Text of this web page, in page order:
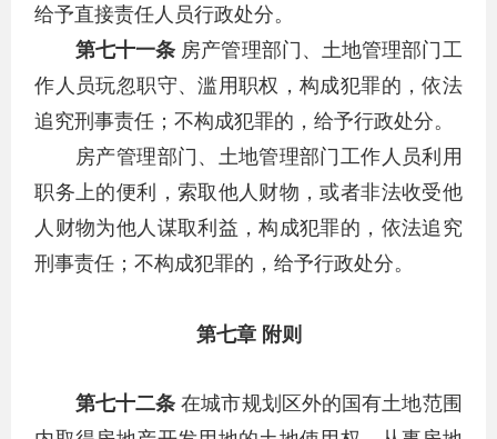
给予直接责任人员行政处分。
第七十一条 房产管理部门、土地管理部门工
作人员玩忽职守、滥用职权，构成犯罪的，依法
追究刑事责任；不构成犯罪的，给予行政处分。
房产管理部门、土地管理部门工作人员利用
职务上的便利，索取他人财物，或者非法收受他
人财物为他人谋取利益，构成犯罪的，依法追究
刑事责任；不构成犯罪的，给予行政处分。
第七章 附则
第七十二条 在城市规划区外的国有土地范围